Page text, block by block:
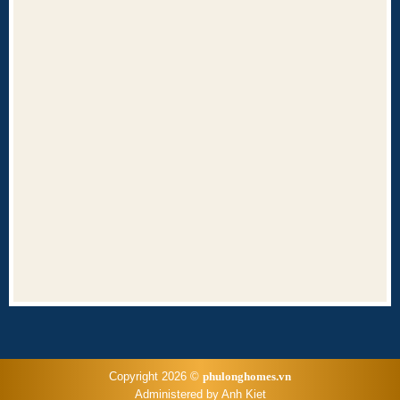
Copyright 2026 © phulonghomes.vn
Administered by Anh Kiet